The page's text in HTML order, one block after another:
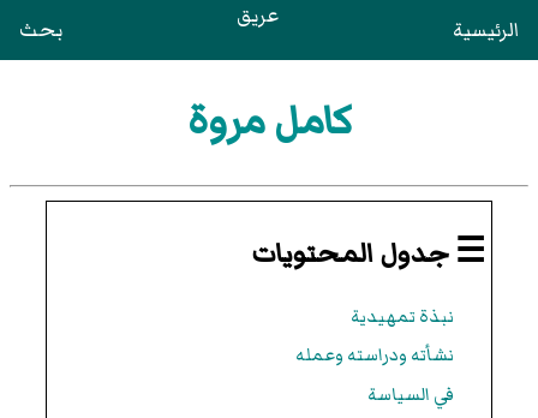
الرئيسية عريق بحث
كامل مروة
☰ جدول المحتويات
نبذة تمهيدية
نشأته ودراسته وعمله
في السياسة